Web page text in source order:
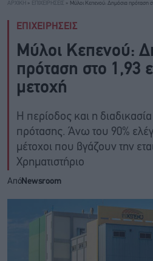
ΑΡΧΙΚΗ » ΕΠΙΧΕΙΡΗΣΕΙΣ » Μύλοι Κεπενού: Δημόσια πρόταση
ΕΠΙΧΕΙΡΗΣΕΙΣ
Μύλοι Κεπενού:
πρόταση στο 1,93
μετοχή
Η περίοδος και η
πρότασης. Άνω του 90%
μέτοχοι που βγάζουν την
Χρηματιστήριο
ΑπόNewsroom